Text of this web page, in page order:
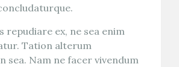
repudiare ex, ne sea enim
Tation alterum
sea. Nam ne facer vivendum